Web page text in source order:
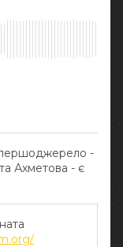
першоджерело -
Ахметова - є